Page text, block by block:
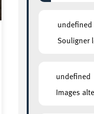
HÔTEL DE VILLE
MBSR –
Jusqu'au 05
undefined
Souligner
undefined
Images